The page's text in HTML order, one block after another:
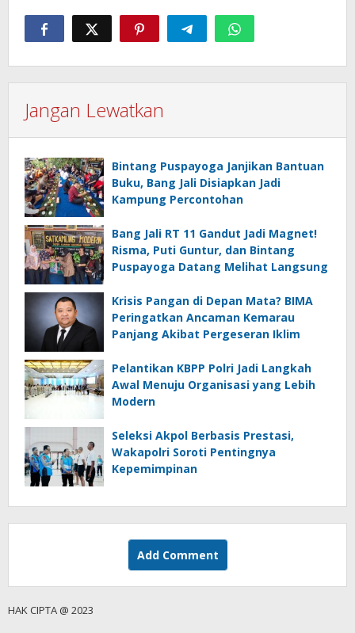
Jangan Lewatkan
Bintang Puspayoga Janjikan Bantuan
Buku, Bang Jali Disiapkan Jadi
Kampung Percontohan
Bang Jali RT 11 Gandut Jadi Magnet!
Risma, Puti Guntur, dan Bintang
Puspayoga Datang Melihat Langsung
Krisis Pangan di Depan Mata? BIMA
Peringatkan Ancaman Kemarau
Panjang Akibat Pergeseran Iklim
Pelantikan KBPP Polri Jadi Langkah
Awal Menuju Organisasi yang Lebih
Modern
Seleksi Akpol Berbasis Prestasi,
Wakapolri Soroti Pentingnya
Kepemimpinan
Add Comment
HAK CIPTA @ 2023